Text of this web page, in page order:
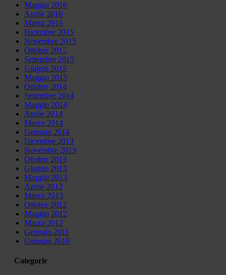
Maggio 2016
Aprile 2016
Marzo 2016
Dicembre 2015
Novembre 2015
Ottobre 2015
Settembre 2015
Giugno 2015
Maggio 2015
Ottobre 2014
Settembre 2014
Maggio 2014
Aprile 2014
Marzo 2014
Gennaio 2014
Dicembre 2013
Novembre 2013
Ottobre 2013
Giugno 2013
Maggio 2013
Aprile 2013
Marzo 2013
Ottobre 2012
Maggio 2012
Marzo 2012
Gennaio 2011
Gennaio 2010
Categorie